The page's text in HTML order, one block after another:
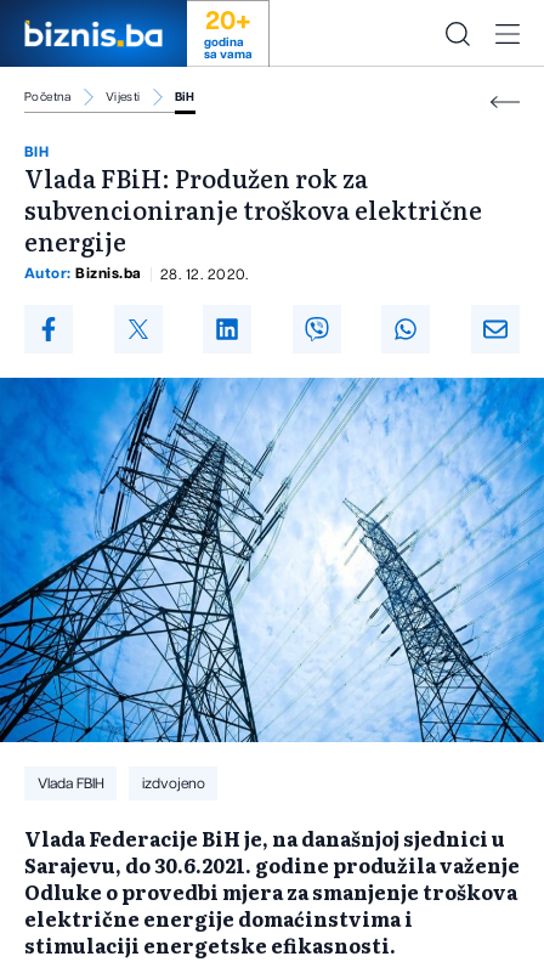
20+
godina
sa vama
Početna Vijesti BiH
BIH
Vlada FBiH: Produžen rok za
subvencioniranje troškova električne
energije
Autor: Biznis.ba 28. 12. 2020.
Vlada FBIH izdvojeno
Vlada Federacije BiH je, na današnjoj sjednici u
Sarajevu, do 30.6.2021. godine produžila važenje
Odluke o provedbi mjera za smanjenje troškova
električne energije domaćinstvima i
stimulaciji energetske efikasnosti.